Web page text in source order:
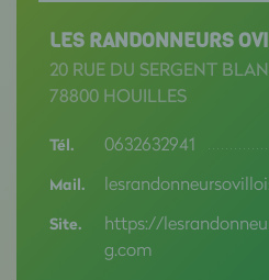
LES RANDONNEURS
20 RUE DU SERGENT
78800 HOUILLES
Tél. 0632632941
Mail.
Site.
https://
g.com